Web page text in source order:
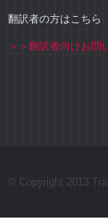
翻訳者の方はこちら
＞＞翻訳者向けお問
© Copyright 2013